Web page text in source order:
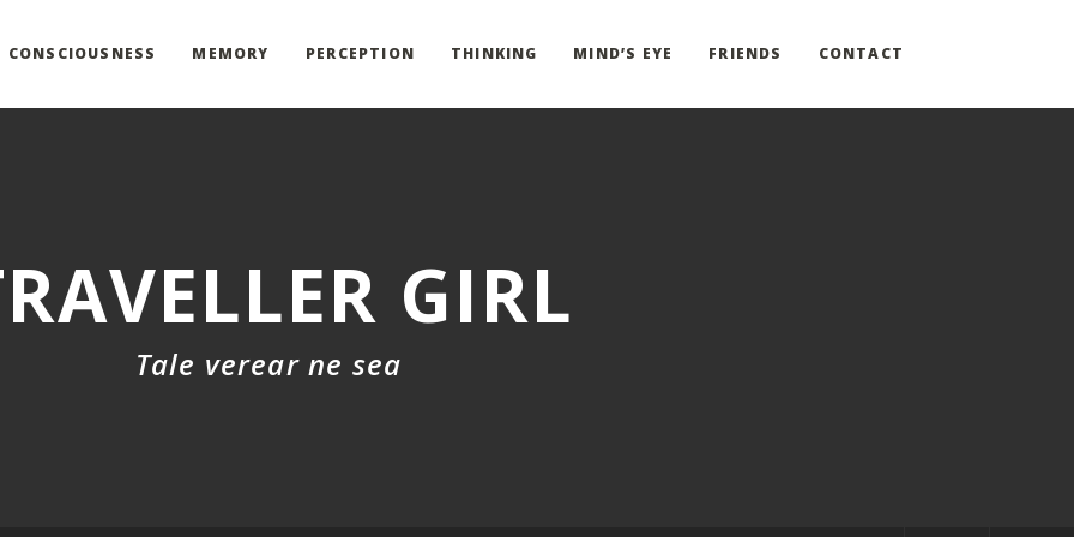
CONSCIOUSNESS MEMORY PERCEPTION THINKING MIND’S EYE FRIENDS CONTACT
GIRL
Tale verear ne sea